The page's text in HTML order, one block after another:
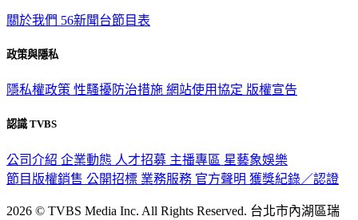
關於我們 56新聞台節目表
政策與隱私
隱私權政策 性騷擾防治措施 網站使用協定 版權宣告
認識 TVBS
公司介紹 企業動態 人才招募 主播專區 星藝象娛樂
節目版權銷售 公開招標 業務服務 官方聲明 獲獎紀錄／認證
2026 © TVBS Media Inc. All Rights Reserved. 台北市內湖區瑞